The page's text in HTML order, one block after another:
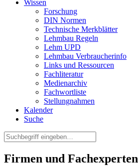
Wissen
Forschung
DIN Normen
Technische Merkblätter
Lehmbau Regeln
Lehm UPD
Lehmbau Verbraucherinfo
Links und Ressourcen
Fachliteratur
Medienarchiv
Fachwortliste
Stellungnahmen
Kalender
Suche
Firmen und Fachexperten